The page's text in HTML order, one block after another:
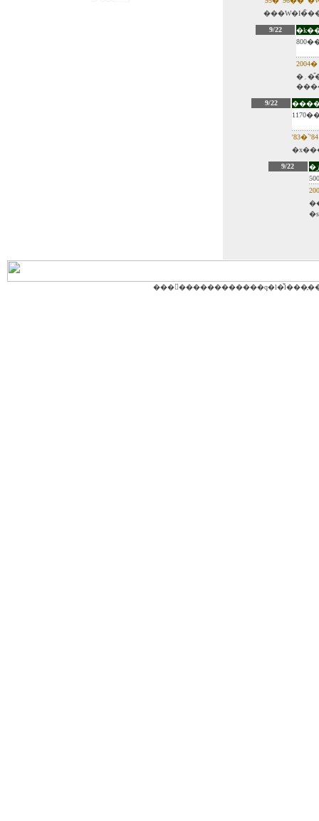
9/22
�k��
�؍��̎В��̑��q���ӑĂȐ��������߂�ׂ��K�ꂽ
9/22
9/22